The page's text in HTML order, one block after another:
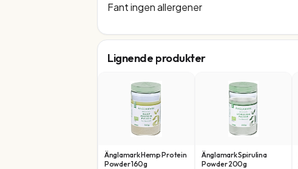
Fant ingen allergener
Lignende produkter
Änglamark Hemp Protein
Powder 160g
Änglamark Spirulina
Powder 200g